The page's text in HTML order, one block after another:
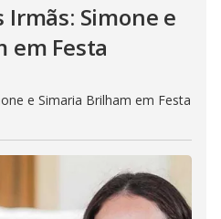
Irmãs: Simone e
em Festa
e Simaria Brilham em Festa